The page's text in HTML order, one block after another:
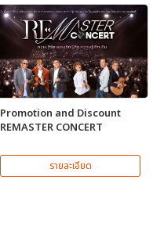
Promotion and Discount
REMASTER CONCERT
รายละเอียด